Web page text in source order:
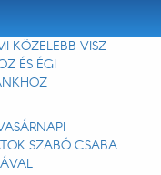
KÖZELEBB VISZ
ÉS ÉGI
SZABÓ CSABA